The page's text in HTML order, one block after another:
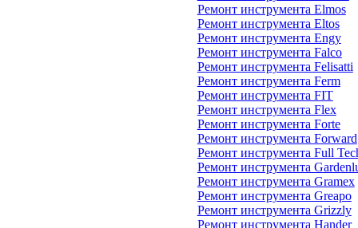
Ремонт инструмента Elmos
Ремонт инструмента Eltos
Ремонт инструмента Engy
Ремонт инструмента Falco
Ремонт инструмента Felisatti
Ремонт инструмента Ferm
Ремонт инструмента FIT
Ремонт инструмента Flex
Ремонт инструмента Forte
Ремонт инструмента Forward
Ремонт инструмента Full
Ремонт инструмента
Ремонт инструмента Gramex
Ремонт инструмента Greapo
Ремонт инструмента Grizzly
Ремонт инструмента Hander